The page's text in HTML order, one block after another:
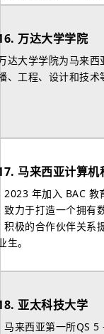
万达大学学院
达大学学院为马来
、工程、设计和技术
马来西亚计算
2023 年加入 BAC 教
致力于打造一个拥有
积极的合作伙伴关系
生。
亚太科技大学
马来西亚第一所QS 5